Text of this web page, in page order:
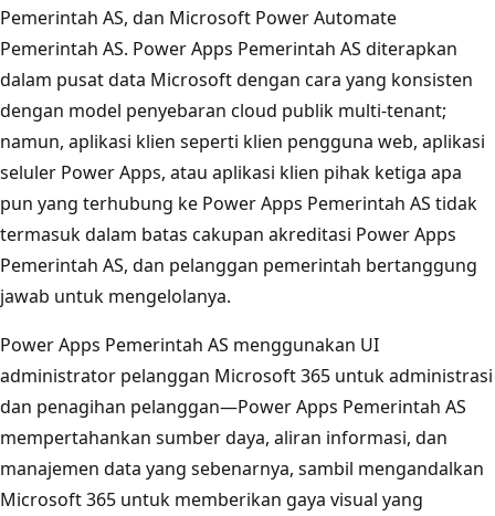
Pemerintah AS, dan Microsoft Power Automate
Pemerintah AS. Power Apps Pemerintah AS diterapkan
dalam pusat data Microsoft dengan cara yang konsisten
dengan model penyebaran cloud publik multi-tenant;
namun, aplikasi klien seperti klien pengguna web, aplikasi
seluler Power Apps, atau aplikasi klien pihak ketiga apa
pun yang terhubung ke Power Apps Pemerintah AS tidak
termasuk dalam batas cakupan akreditasi Power Apps
Pemerintah AS, dan pelanggan pemerintah bertanggung
jawab untuk mengelolanya.
Power Apps Pemerintah AS menggunakan UI
administrator pelanggan Microsoft 365 untuk administrasi
dan penagihan pelanggan—Power Apps Pemerintah AS
mempertahankan sumber daya, aliran informasi, dan
manajemen data yang sebenarnya, sambil mengandalkan
Microsoft 365 untuk memberikan gaya visual yang